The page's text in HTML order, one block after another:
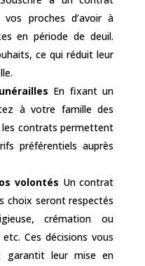
proches d’avoir à
en période de deuil.
ce qui réduit leur
En fixant un
à votre famille des
les contrats permettent
préférentiels auprès
volontés Un contrat
choix seront respectés
crémation ou
Ces décisions vous
garantit leur mise en